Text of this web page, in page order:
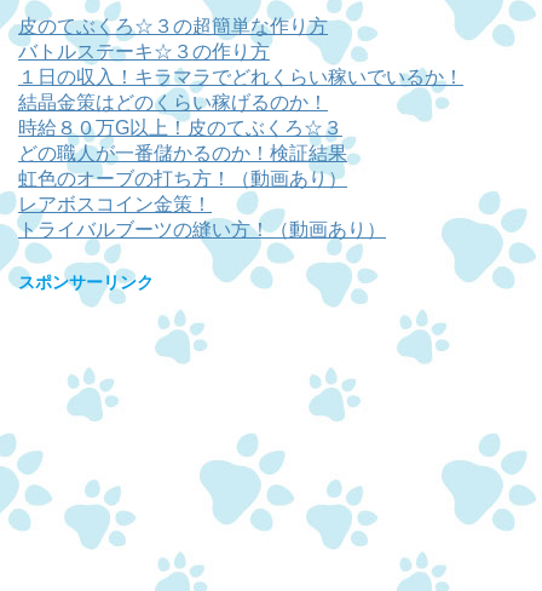
皮のてぶくろ☆３の超簡単な作り方
バトルステーキ☆３の作り方
１日の収入！キラマラでどれくらい稼いでいるか！
結晶金策はどのくらい稼げるのか！
時給８０万G以上！皮のてぶくろ☆３
どの職人が一番儲かるのか！検証結果
虹色のオーブの打ち方！（動画あり）
レアボスコイン金策！
トライバルブーツの縫い方！（動画あり）
スポンサーリンク